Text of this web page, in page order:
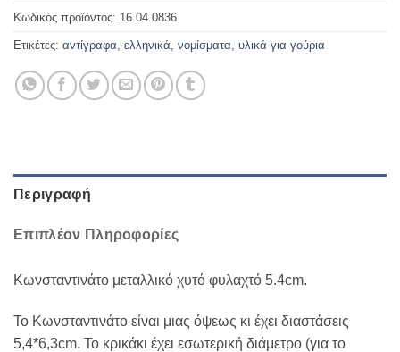
Κωδικός προϊόντος: 16.04.0836
Ετικέτες: αντίγραφα, ελληνικά, νομίσματα, υλικά για γούρια
Περιγραφή
Επιπλέον Πληροφορίες
Κωνσταντινάτο μεταλλικό χυτό φυλαχτό 5.4cm.
Το Κωνσταντινάτο είναι μιας όψεως κι έχει διαστάσεις
5,4*6,3cm. Το κρικάκι έχει εσωτερική διάμετρο (για το